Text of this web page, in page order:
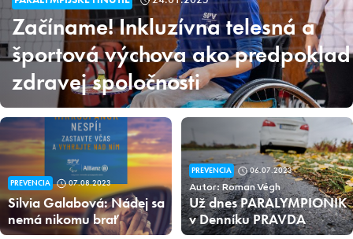
Začíname! Inkluzívna telesná a
športová výchova ako predpoklad
zdravej spoločnosti
PREVENCIA 07.08.2023
Silvia Galabová: Nádej sa
nemá nikomu brať
PREVENCIA 06.07.2023
Autor: Roman Végh
Už dnes PARALYMPIONIK
v Denníku PRAVDA